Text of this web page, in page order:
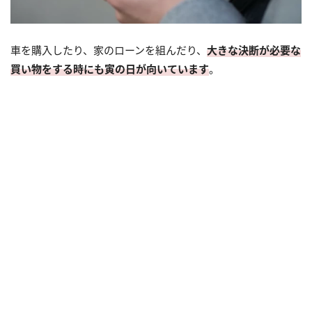
車を購入したり、家のローンを組んだり、 大きな決断が必要な
買い物をする時にも寅の日が向いています。